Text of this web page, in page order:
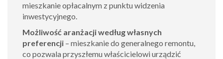
mieszkanie opłacalnym z punktu widzenia
inwestycyjnego.
Możliwość aranżacji według własnych
preferencji – mieszkanie do generalnego remontu,
co pozwala przyszłemu właścicielowi urządzić